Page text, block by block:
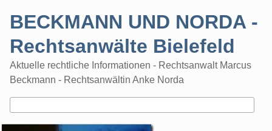
BECKMANN UND NORDA -
Rechtsanwälte Bielefeld
Aktuelle rechtliche Informationen - Rechtsanwalt Marcus
Beckmann - Rechtsanwältin Anke Norda